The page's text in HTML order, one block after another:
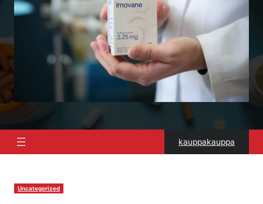
kauppakauppa
Uncategorized